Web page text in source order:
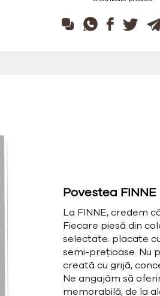
Povestea FINNE
La FINNE, credem
Fiecare piesă din
selectate: placate
semi-prețioase. Nu
creată cu grijă,
Ne angajăm să
memorabilă, de la